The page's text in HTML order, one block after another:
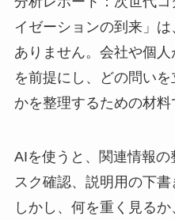
イゼーションの到来」
ありません。会社や個
を前提にし、どの問い
かを整理するための材料
AIを使うと、関連情報の
スク確認、説明用の下書
しかし、何を重く見る